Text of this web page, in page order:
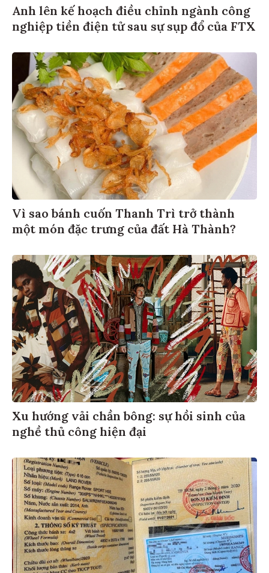
Anh lên kế hoạch điều chỉnh ngành công
nghiệp tiền điện tử sau sự sụp đổ của FTX
Vì sao bánh cuốn Thanh Trì trở thành
một món đặc trưng của đất Hà Thành?
Xu hướng vải chần bông: sự hồi sinh của
nghề thủ công hiện đại